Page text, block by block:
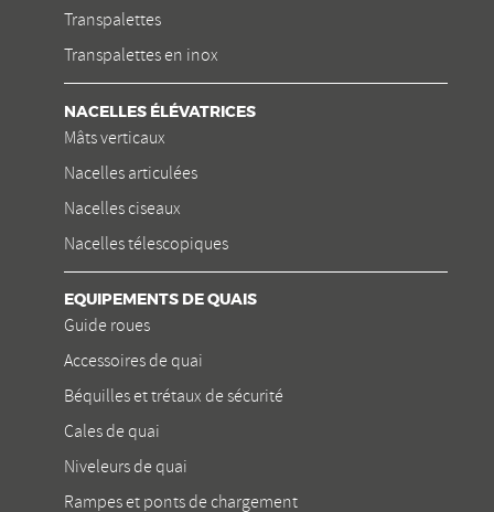
Transpalettes
Transpalettes en inox
NACELLES ÉLÉVATRICES
Mâts verticaux
Nacelles articulées
Nacelles ciseaux
Nacelles télescopiques
EQUIPEMENTS DE QUAIS
Guide roues
Accessoires de quai
Béquilles et trétaux de sécurité
Cales de quai
Niveleurs de quai
Rampes et ponts de chargement